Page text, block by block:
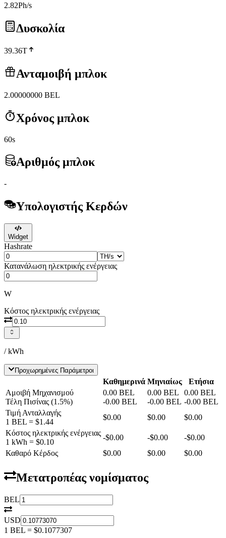
2.82Ph/s
Δυσκολία
39.36T
Ανταμοιβή μπλοκ
2.00000000 BEL
Χρόνος μπλοκ
60s
Αριθμός μπλοκ
-
Υπολογιστής Κερδών
Widget
Hashrate
Κατανάλωση ηλεκτρικής ενέργειας
W
Κόστος ηλεκτρικής ενέργειας
/ kWh
Προχωρημένες Παράμετροι
Καθημερινά Μηνιαίως
Ετήσια
Αμοιβή Μηχανισμού
Τέλη Πισίνας (1.5%)
0.00 BEL
-0.00 BEL
0.00 BEL
-0.00 BEL
0.00 BEL
-0.00 BEL
Τιμή Ανταλλαγής
1 BEL = $1.44
$0.00 $0.00
$0.00
Κόστος ηλεκτρικής ενέργειας
1 kWh = $0.10
-$0.00 -$0.00 -$0.00
Καθαρό Κέρδος
$0.00 $0.00 $0.00
Μετατροπέας νομίσματος
BEL
USD
1 BEL = $0.1077307